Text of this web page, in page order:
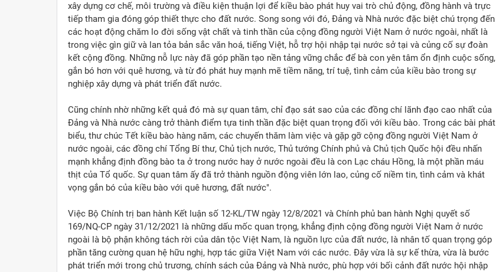
xây dựng cơ chế, môi trường và điều kiện thuận lợi để kiều bào phát huy vai trò chủ động, đồng hành và trực
tiếp tham gia đóng góp thiết thực cho đất nước. Song song với đó, Đảng và Nhà nước đặc biệt chú trọng đến
các hoạt động chăm lo đời sống vật chất và tinh thần của cộng đồng người Việt Nam ở nước ngoài, nhất là
trong việc gìn giữ và lan tỏa bản sắc văn hoá, tiếng Việt, hỗ trợ hội nhập tại nước sở tại và củng cố sự đoàn
kết cộng đồng. Những nỗ lực này đã góp phần tạo nền tảng vững chắc để bà con yên tâm ổn định cuộc sống,
gắn bó hơn với quê hương, và từ đó phát huy mạnh mẽ tiềm năng, trí tuệ, tình cảm của kiều bào trong sự
nghiệp xây dựng và phát triển đất nước.
Cũng chính nhờ những kết quả đó mà sự quan tâm, chỉ đạo sát sao của các đồng chí lãnh đạo cao nhất của
Đảng và Nhà nước càng trở thành điểm tựa tinh thần đặc biệt quan trọng đối với kiều bào. Trong các bài phát
biểu, thư chúc Tết kiều bào hàng năm, các chuyến thăm làm việc và gặp gỡ cộng đồng người Việt Nam ở
nước ngoài, các đồng chí Tổng Bí thư, Chủ tịch nước, Thủ tướng Chính phủ và Chủ tịch Quốc hội đều nhấn
mạnh khẳng định đồng bào ta ở trong nước hay ở nước ngoài đều là con Lạc cháu Hồng, là một phần máu
thịt của Tổ quốc. Sự quan tâm ấy đã trở thành nguồn động viên lớn lao, củng cố niềm tin, tình cảm và khát
vọng gắn bó của kiều bào với quê hương, đất nước".
Việc Bộ Chính trị ban hành Kết luận số 12-KL/TW ngày 12/8/2021 và Chính phủ ban hành Nghị quyết số
169/NQ-CP ngày 31/12/2021 là những dấu mốc quan trọng, khẳng định cộng đồng người Việt Nam ở nước
ngoài là bộ phận không tách rời của dân tộc Việt Nam, là nguồn lực của đất nước, là nhân tố quan trọng góp
phần tăng cường quan hệ hữu nghị, hợp tác giữa Việt Nam với các nước. Đây vừa là sự kế thừa, vừa là bước
phát triển mới trong chủ trương, chính sách của Đảng và Nhà nước, phù hợp với bối cảnh đất nước hội nhập